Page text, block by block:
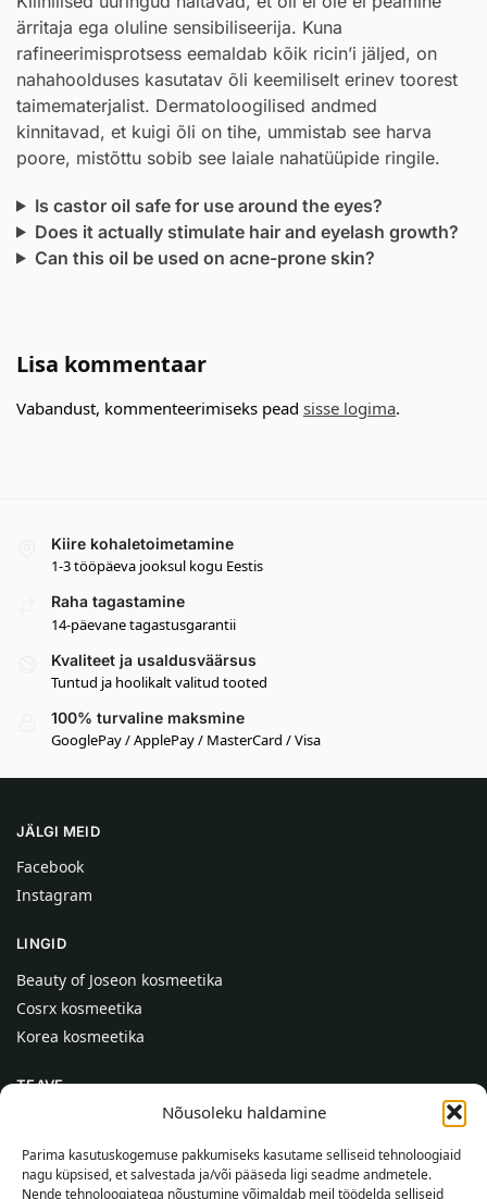
Nõusoleku haldamine
Parima kasutuskogemuse pakkumiseks kasutame selliseid tehnoloogiaid
nagu küpsised, et salvestada ja/või pääseda ligi seadme andmetele.
Nende tehnoloogiatega nõustumine võimaldab meil töödelda selliseid
ärritaja ega oluline sensibiliseerija. Kuna
rafineerimisprotsess eemaldab kõik ricin’i jäljed, on
nahahoolduses kasutatav õli keemiliselt erinev toorest
taimematerjalist. Dermatoloogilised andmed
kinnitavad, et kuigi õli on tihe, ummistab see harva
poore, mistõttu sobib see laiale nahatüüpide ringile.
Is castor oil safe for use around the eyes?
Does it actually stimulate hair and eyelash growth?
Can this oil be used on acne-prone skin?
Lisa kommentaar
Vabandust, kommenteerimiseks pead sisse logima.
Kiire kohaletoimetamine
1-3 tööpäeva jooksul kogu Eestis
Raha tagastamine
14-päevane tagastusgarantii
Kvaliteet ja usaldusväärsus
Tuntud ja hoolikalt valitud tooted
100% turvaline maksmine
GooglePay / ApplePay / MasterCard / Visa
JÄLGI MEID
Facebook
Instagram
LINGID
Beauty of Joseon kosmeetika
Cosrx kosmeetika
Korea kosmeetika
TEAVE
Kontaktid
Abi